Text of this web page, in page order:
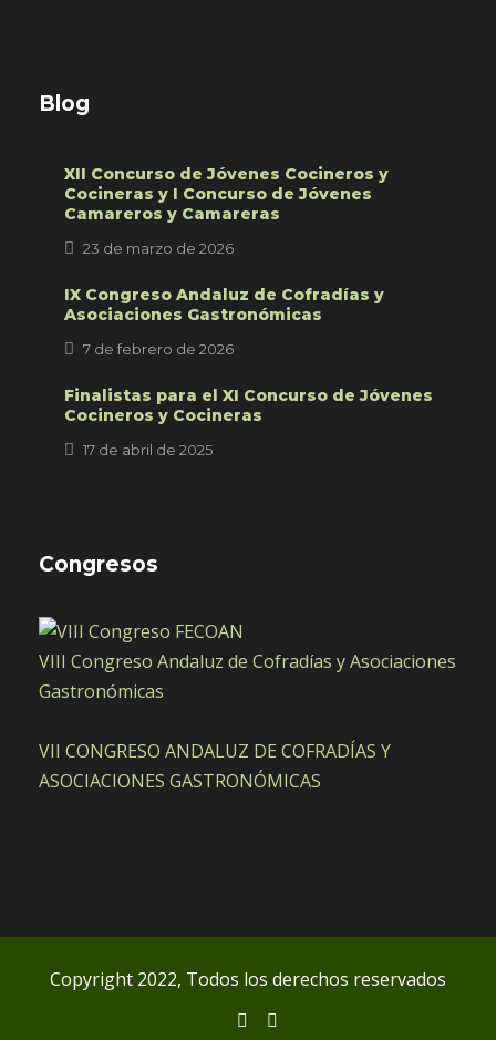
Blog
XII Concurso de Jóvenes Cocineros y
Cocineras y I Concurso de Jóvenes
Camareros y Camareras
23 de marzo de 2026
IX Congreso Andaluz de Cofradías y
Asociaciones Gastronómicas
7 de febrero de 2026
Finalistas para el XI Concurso de Jóvenes
Cocineros y Cocineras
17 de abril de 2025
Congresos
VIII Congreso Andaluz de Cofradías y Asociaciones
Gastronómicas
VII CONGRESO ANDALUZ DE COFRADÍAS Y
ASOCIACIONES GASTRONÓMICAS
Copyright 2022, Todos los derechos reservados